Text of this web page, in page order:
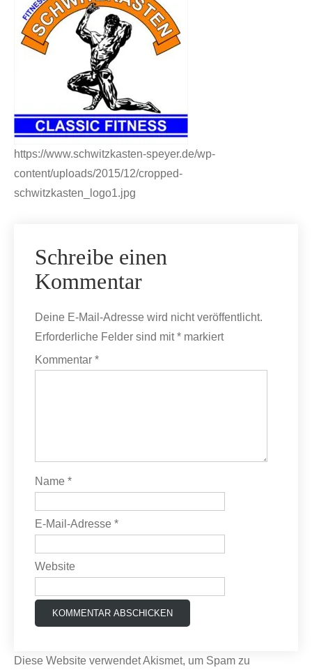
https://www.schwitzkasten-speyer.de/wp-
content/uploads/2015/12/cropped-
schwitzkasten_logo1.jpg
Schreibe einen
Kommentar
Deine E-Mail-Adresse wird nicht veröffentlicht.
Erforderliche Felder sind mit* markiert
Kommentar *
Name *
E-Mail-Adresse *
Website
Diese Website verwendet Akismet, um Spam zu